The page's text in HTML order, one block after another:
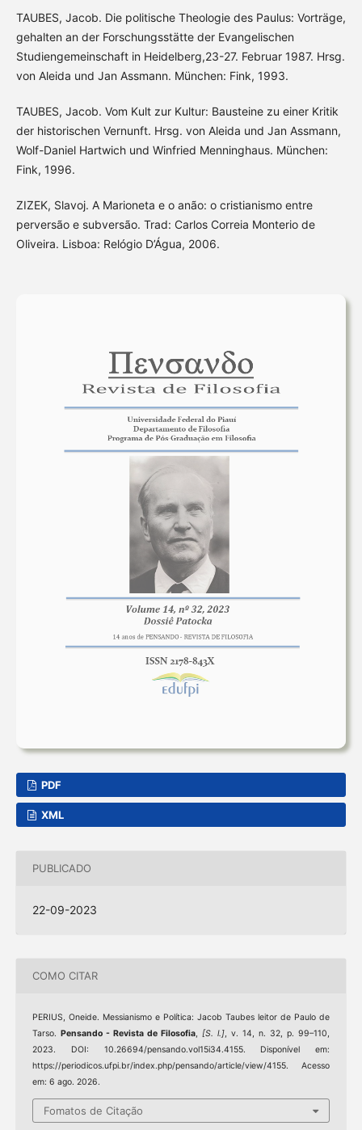
TAUBES, Jacob. Die politische Theologie des Paulus: Vorträge,
gehalten an der Forschungsstätte der Evangelischen
Studiengemeinschaft in Heidelberg,23-27. Februar 1987. Hrsg.
von Aleida und Jan Assmann. München: Fink, 1993.
TAUBES, Jacob. Vom Kult zur Kultur: Bausteine zu einer Kritik
der historischen Vernunft. Hrsg. von Aleida und Jan Assmann,
Wolf-Daniel Hartwich und Winfried Menninghaus. München:
Fink, 1996.
ZIZEK, Slavoj. A Marioneta e o anão: o cristianismo entre
perversão e subversão. Trad: Carlos Correia Monterio de
Oliveira. Lisboa: Relógio D’Água, 2006.
PDF
XML
PUBLICADO
22-09-2023
COMO CITAR
PERIUS, Oneide. Messianismo e Política: Jacob Taubes leitor de Paulo de
Tarso. Pensando - Revista de Filosofia,[S. l.], v. 14, n. 32, p. 99–110,
2023. DOI: 10.26694/pensando.vol15i34.4155. Disponível em:
https://periodicos.ufpi.br/index.php/pensando/article/view/4155. Acesso
em: 6 ago. 2026.
Fomatos de Citação